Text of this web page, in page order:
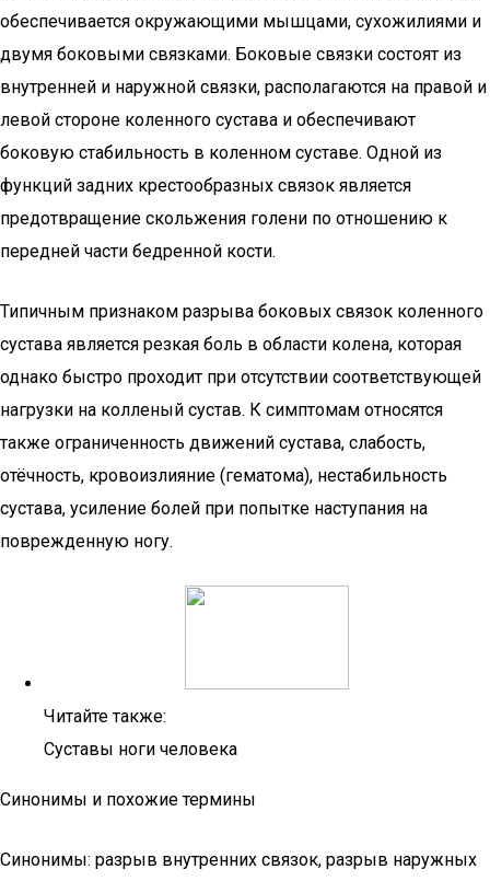
обеспечивается окружающими мышцами, сухожилиями и
двумя боковыми связками. Боковые связки состоят из
внутренней и наружной связки, располагаются на правой и
левой стороне коленного сустава и обеспечивают
боковую стабильность в коленном суставе. Одной из
функций задних крестообразных связок является
предотвращение скольжения голени по отношению к
передней части бедренной кости.
Типичным признаком разрыва боковых связок коленного
сустава является резкая боль в области колена, которая
однако быстро проходит при отсутствии соответствующей
нагрузки на колленый сустав. К симптомам относятся
также ограниченность движений сустава, слабость,
отёчность, кровоизлияние (гематома), нестабильность
сустава, усиление болей при попытке наступания на
поврежденную ногу.
Читайте также:
Суставы ноги человека
Синонимы и похожие термины
Синонимы: разрыв внутренних связок, разрыв наружных